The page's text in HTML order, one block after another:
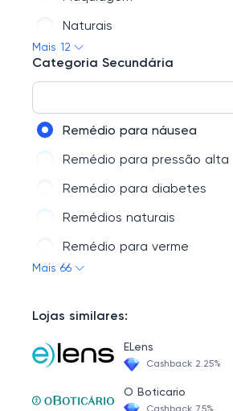
Naturais
Dermocosméticos
Leites
Infantil
Mais 12
Categoria Secundária
Remédio para náusea
Remédio para pressão alta
Remédio para diabetes
Remédios naturais
Remédio para verme
Remédio para ouvido
Medicamento para Alzheimer
Mais 66
Lojas similares:
ELens
Cashback 2.25%
O Boticario